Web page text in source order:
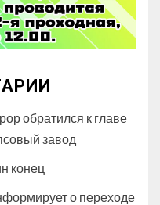
обратился к главе
завод
конец
о переходе